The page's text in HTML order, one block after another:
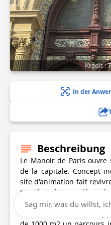
Kredit :
In der
Beschreibung
Le Manoir de Paris
de la capitale. Concept
site d'animation fait
Lumière, dix-sept
entre un musée et
demeure hantée
Sag mir, was du willst,